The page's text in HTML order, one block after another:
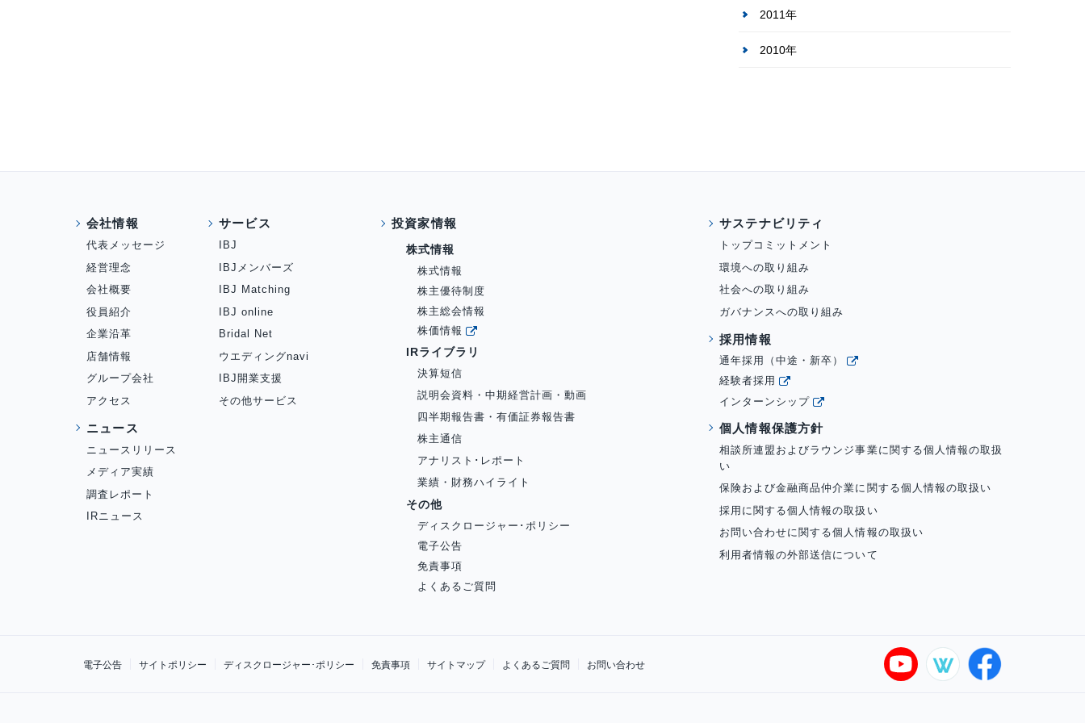
2011年
2010年
会社情報
代表メッセージ
経営理念
会社概要
役員紹介
企業沿革
店舗情報
グループ会社
アクセス
ニュース
ニュースリリース
メディア実績
調査レポート
IRニュース
サービス
IBJ
IBJメンバーズ
IBJ Matching
IBJ online
Bridal Net
ウエディングnavi
IBJ開業支援
その他サービス
投資家情報
株式情報
株式情報
株主優待制度
株主総会情報
株価情報
IRライブラリ
決算短信
説明会資料・中期経営計画・動画
四半期報告書・有価証券報告書
株主通信
アナリスト･レポート
業績・財務ハイライト
その他
ディスクロージャー･ポリシー
電子公告
免責事項
よくあるご質問
サステナビリティ
トップコミットメント
環境への取り組み
社会への取り組み
ガバナンスへの取り組み
採用情報
通年採用（中途・新卒）
経験者採用
インターンシップ
個人情報保護方針
相談所連盟およびラウンジ事業に関する個人情報の取扱
い
保険および金融商品仲介業に関する個人情報の取扱い
採用に関する個人情報の取扱い
お問い合わせに関する個人情報の取扱い
利用者情報の外部送信について
電子公告 サイトポリシー ディスクロージャー･ポリシー 免責事項 サイトマップ よくあるご質問 お問い合わせ